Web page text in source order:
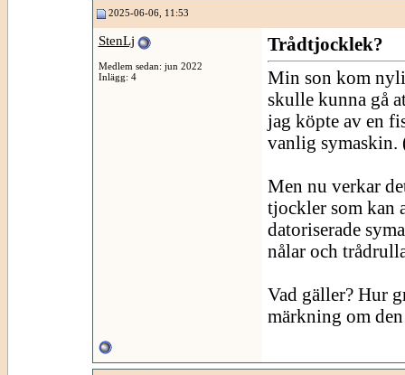
2025-06-06, 11:53
StenLj
Medlem sedan: jun 2022
Inlägg: 4
Trådtjocklek?
Min son kom
skulle kunna gå
jag köpte av en
vanlig symaskin.
Men nu verkar
tjockler som kan
datoriserade
nålar och
Vad gäller? Hur
märkning om